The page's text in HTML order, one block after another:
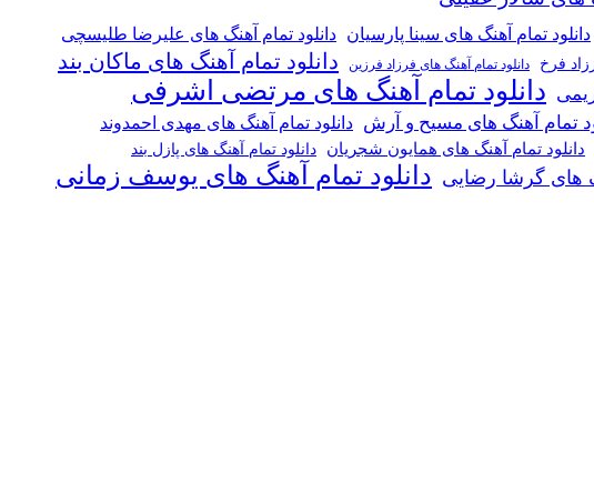
دانلود تمام آهنگ های سینا پارسیان دانلود تمام آهنگ های علیرضا طلیسچی
فرخ دانلود تمام آهنگ های فرزاد فرزین دانلود تمام آهنگ های ماکان بند
دانلود تمام آهنگ های مرتضی اشرفی
تمام آهنگ های مسیح و آرش دانلود تمام آهنگ های مهدی احمدوند
دانلود تمام آهنگ های همایون شجریان دانلود تمام آهنگ های پازل بند
های گرشا رضایی دانلود تمام آهنگ های یوسف زمانی